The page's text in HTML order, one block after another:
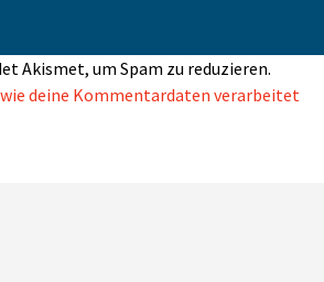
Akismet, um Spam zu reduzieren.
deine Kommentardaten verarbeitet